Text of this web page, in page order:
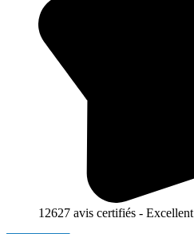
12627 avis certifiés - Excellent